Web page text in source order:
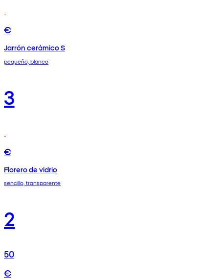
€
Jarrón cerámico S
pequeño, blanco
3
€
Florero de vidrio
sencillo, transparente
2
50
€